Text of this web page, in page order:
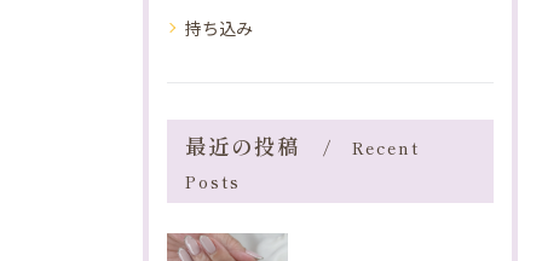
持ち込み
最近の投稿
Recent
Posts